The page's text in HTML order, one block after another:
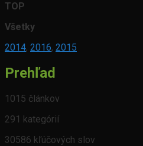
TOP
Všetky
2014, 2016, 2015
Prehľad
1015 článkov
291 kategórií
30586 kľúčových slov